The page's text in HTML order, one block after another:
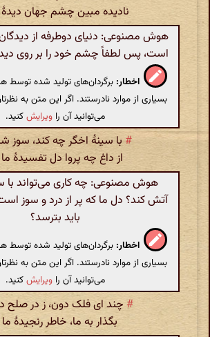
نادیده مبین چشم جهان دیدهٔ
هوش مصنوعی: دنیای دوطرفه از دیدگان
است، پس لطفاً چشم خود را بر روی
اخطار: برگردان‌های تولید شده
بسیاری از موارد نادرستند. اگر این متن به
می‌توانید آن را ویرایشکنید.
#با سینهٔ اخگر چه کند، سوز
از داغ چه پروا دل تفسیدهٔ ما
هوش مصنوعی: چه کاری می‌تواند با
آتش کند؟ دل ما که پر از درد و سوز
باید بترسد؟
اخطار: برگردان‌های تولید شده
بسیاری از موارد نادرستند. اگر این متن به
می‌توانید آن را ویرایشکنید.
# چند ای فلک دون، ز در صلح
بگذار به ما، خاطر رنجیدهٔ ما